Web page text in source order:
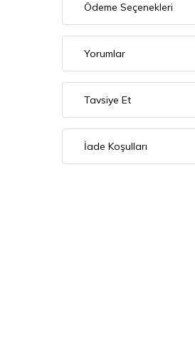
Ödeme Seçenekleri
Yorumlar
Tavsiye Et
İade Koşulları